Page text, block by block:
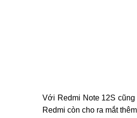
Với Redmi Note 12S
Redmi còn cho ra mắt